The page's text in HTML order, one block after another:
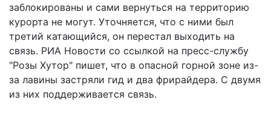
заблокированы и сами вернуться на территорию
курорта не могут. Уточняется, что с ними был
третий катающийся, он перестал выходить на
связь. РИА Новости со ссылкой на пресс-службу
"Розы Хутор" пишет, что в опасной горной зоне из-
за лавины застряли гид и два фрирайдера. С двумя
из них поддерживается связь.